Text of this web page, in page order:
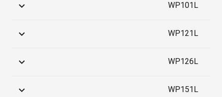
WP101L
WP121L
WP126L
WP151L